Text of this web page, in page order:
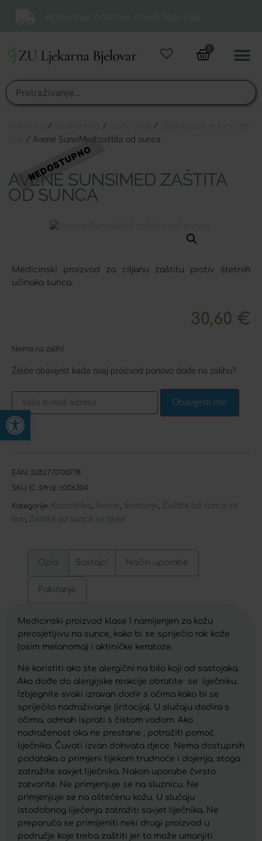
Open toolbar
0
/ / /
/ Avene SunsiMed zaštita od sunca
AVENE SUNSIMED ZAŠTITA
OD SUNCA
Medicinski proizvod za ciljanu zaštitu protiv štetnih
učinaka sunca.
30,60 €
Nema na zalihi
Želite obavijest kada ovaj proizvod ponovo dođe na zalihu?
Obavijesti me
EAN: 3282770100778
SKU (C šifra): c006304
Kategorije: Kozmetika Avene Sunčanje Zaštita od sunca za
lice Zaštita od sunca za tijelo
Opis Sastojci Način uporabe
Pakiranje
Medicinski proizvod klase I namijenjen za kožu
preosjetljivu na sunce, kako bi se spriječio rak kože
(osim melanoma) i aktiničke keratoze.
Ne koristiti ako ste alergični na bilo koji od sastojaka.
Ako dođe do alergijske reakcije obratite se liječniku.
Izbjegnite svaki izravan dodir s očima kako bi se
spriječilo nadraživanje (iritacija). U slučaju dodira s
očima, odmah isprati s čistom vodom. Ako
nadraženost oka ne prestane , potražiti pomoć
liječnika. Čuvati izvan dohvata djece. Nema dostupnih
podataka o primjeni tijekom trudnoće i dojenja, stoga
zatražite savjet liječnika. Nakon uporabe čvrsto
zatvorite. Ne primjenjuje se na sluznicu. Ne
primjenjuje se na oštećenu kožu. U slučaju
istodobnog liječenja zatražiti savjet liječnika. Ne
preporuča se primijeniti neki drugi proizvod u
područje koje treba zaštiti jer to može umanjiti